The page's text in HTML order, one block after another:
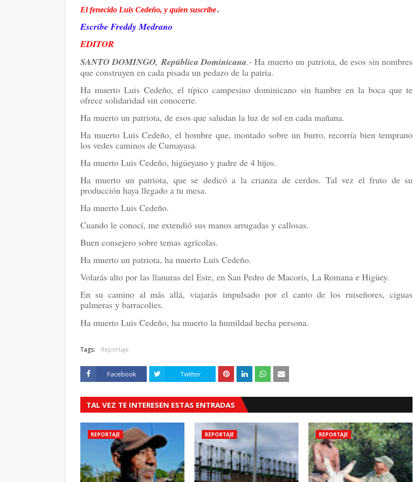
El fenecido Luis Cedeño, y quien suscribe.
Escribe Freddy Medrano
EDITOR
SANTO DOMINGO, República Dominicana.- Ha muerto un patriota, de esos sin nombres
que construyen en cada pisada un pedazo de la patria.
Ha muerto Luis Cedeño, el típico campesino dominicano sin hambre en la boca que te
ofrece solidaridad sin conocerte.
Ha muerto un patriota, de esos que saludan la luz de sol en cada mañana.
Ha muerto Luis Cedeño, el hombre que, montado sobre un burro, recorría bien temprano
los vedes caminos de Cumayasa.
Ha muerto Luis Cedeño, higüeyano y padre de 4 hijos.
Ha muerto un patriota, que se dedicó a la crianza de cerdos. Tal vez el fruto de su
producción haya llegado a tu mesa.
Ha muerto Luis Cedeño.
Cuando le conocí, me extendió sus manos arrugadas y callosas.
Buen consejero sobre temas agrícolas.
Ha muerto un patriota, ha muerto Luis Cedeño.
Volarás alto por las llanuras del Este, en San Pedro de Macorís, La Romana e Higüey.
En su camino al más allá, viajarás impulsado por el canto de los ruiseñores, ciguas
palmeras y barracolies.
Ha muerto Luis Cedeño, ha muerto la humildad hecha persona.
Tags: Reportaje
Facebook Twitter
TAL VEZ TE INTERESEN ESTAS ENTRADAS
REPORTAJE REPORTAJE REPORTAJE